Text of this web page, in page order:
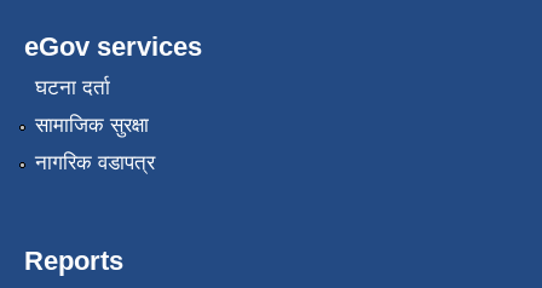
eGov services
घटना दर्ता
सामाजिक सुरक्षा
नागरिक वडापत्र
Reports